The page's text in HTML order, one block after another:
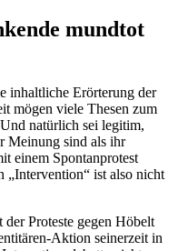
mundtot
inhaltliche Erörterung der
mögen viele Thesen zum
natürlich sei legitim,
Meinung sind als ihr
einem Spontanprotest
„Intervention“ ist also nicht
Proteste gegen Höbelt
Aktion seinerzeit in